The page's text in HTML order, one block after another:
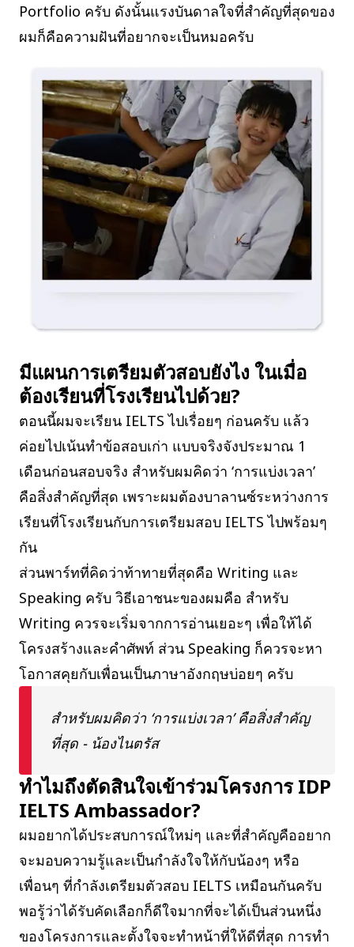
Portfolio ครับ ดังนั้นแรงบันดาลใจที่สำคัญที่สุดของ
ผมก็คือความฝันที่อยากจะเป็นหมอครับ
มีแผนการเตรียมตัวสอบยังไง ในเมื่อ
ต้องเรียนที่โรงเรียนไปด้วย?
ตอนนี้ผมจะเรียน IELTS ไปเรื่อยๆ ก่อนครับ แล้ว
ค่อยไปเน้นทำข้อสอบเก่า แบบจริงจังประมาณ 1
เดือนก่อนสอบจริง สำหรับผมคิดว่า ‘การแบ่งเวลา’
คือสิ่งสำคัญที่สุด เพราะผมต้องบาลานซ์ระหว่างการ
เรียนที่โรงเรียนกับการเตรียมสอบ IELTS ไปพร้อมๆ
กัน
ส่วนพาร์ทที่คิดว่าท้าทายที่สุดคือ Writing และ
Speaking ครับ วิธีเอาชนะของผมคือ สำหรับ
Writing ควรจะเริ่มจากการอ่านเยอะๆ เพื่อให้ได้
โครงสร้างและคำศัพท์ ส่วน Speaking ก็ควรจะหา
โอกาสคุยกับเพื่อนเป็นภาษาอังกฤษบ่อยๆ ครับ
สำหรับผมคิดว่า ‘การแบ่งเวลา’ คือสิ่งสำคัญ
ที่สุด - น้องไนตรัส
ทำไมถึงตัดสินใจเข้าร่วมโครงการ IDP
IELTS Ambassador?
ผมอยากได้ประสบการณ์ใหม่ๆ และที่สำคัญคืออยาก
จะมอบความรู้และเป็นกำลังใจให้กับน้องๆ หรือ
เพื่อนๆ ที่กำลังเตรียมตัวสอบ IELTS เหมือนกันครับ
พอรู้ว่าได้รับคัดเลือกก็ดีใจมากที่จะได้เป็นส่วนหนึ่ง
ของโครงการและตั้งใจจะทำหน้าที่ให้ดีที่สุด การทำ